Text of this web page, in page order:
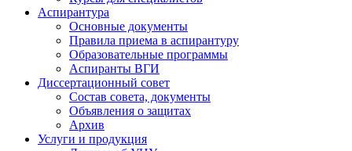
Аспирантура
Основные документы
Правила приема в аспирантуру
Образовательные программы
Аспиранты ВГИ
Диссертационный совет
Состав совета, документы
Объявления о защитах
Архив
Услуги и продукция